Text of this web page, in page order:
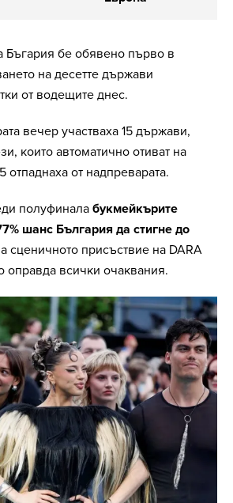
Бъгария бе обявено първо в
на десетте държави
от водещите днес.
вечер участваха 15 държави,
които автоматично отиват на
отпаднаха от надпреварата.
полуфинала букмейкърите
шанс България да стигне до
сценичното присъствие на DARA
оправда всички очаквания.